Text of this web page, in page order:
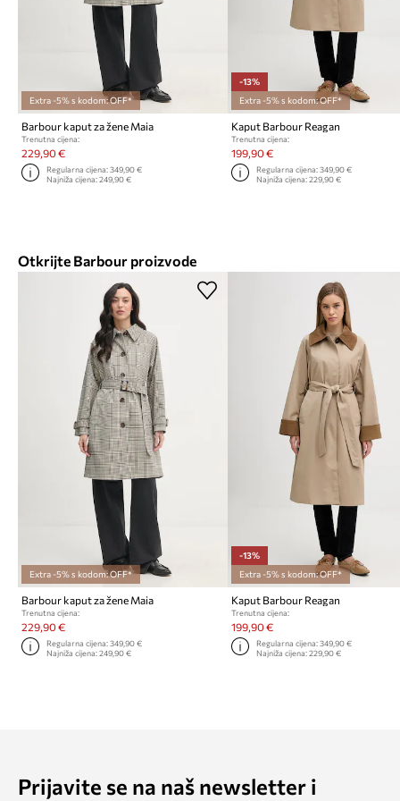
Extra -5% s kodom: OFF*
Barbour kaput za žene Maia
Trenutna cijena:
229,90 €
Regularna cijena:349,90 €
Najniža cijena:249,90 €
-13%
Extra -5% s kodom: OFF*
Kaput Barbour Reagan
Trenutna cijena:
199,90 €
Regularna cijena: 349,90 €
Najniža cijena: 229,90 €
Otkrijte Barbour proizvode
Extra -5% s kodom: OFF*
Barbour kaput za žene Maia
Trenutna cijena:
229,90 €
Regularna cijena:349,90 €
Najniža cijena:249,90 €
-13%
Extra -5% s kodom: OFF*
Kaput Barbour Reagan
Trenutna cijena:
199,90 €
Regularna cijena: 349,90 €
Najniža cijena: 229,90 €
Prijavite se na naš newsletter i